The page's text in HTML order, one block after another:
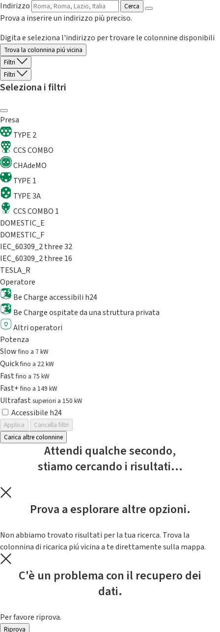
Indirizzo
Cerca
Prova a inserire un indirizzo più preciso.
Digita e seleziona l'indirizzo per trovare le colonnine disponibili
Trova la colonnina piú vicina
Filtri
Filtri
Seleziona i filtri
Presa
TYPE 2
CCS COMBO
CHAdeMO
TYPE 1
TYPE 3A
CCS COMBO 1
DOMESTIC_E
DOMESTIC_F
IEC_60309_2 three 32
IEC_60309_2 three 16
TESLA_R
Operatore
Be Charge accessibili h24
Be Charge ospitate da una struttura privata
Altri operatori
Potenza
Slowfino a 7 kW
Quickfino a 22 kW
Fastfino a 75 kW
Fast+fino a 149 kW
Ultrafast superiori a 150 kW
Accessibile h24
Applica
Cancella filtri
Carica altre colonnine
Attendi qualche secondo,
stiamo cercando i risultati...
Prova a esplorare altre opzioni.
Non abbiamo trovato risultati per la tua ricerca. Trova la
colonnina di ricarica piú vicina a te direttamente sulla mappa.
C'è un problema con il recupero dei
dati.
Per favore riprova.
Riprova